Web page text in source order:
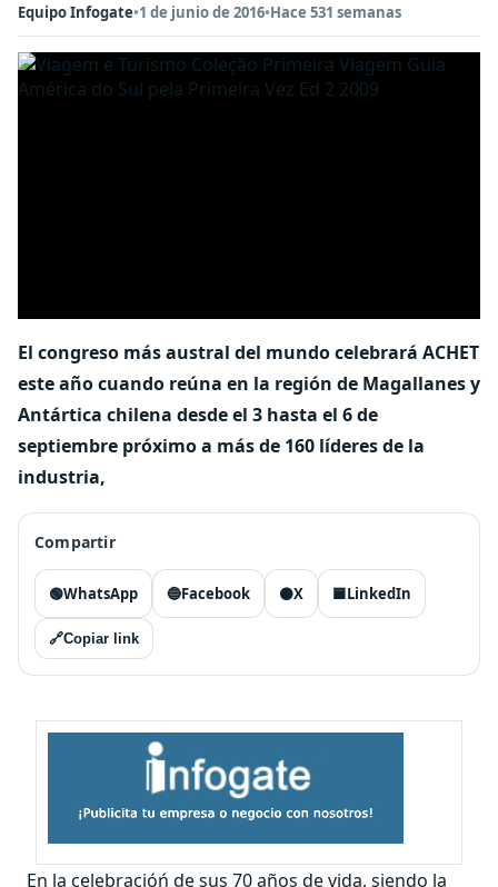
Equipo Infogate•1 de junio de 2016•Hace 531 semanas
El congreso más austral del mundo celebrará ACHET
este año cuando reúna en la región de Magallanes y
Antártica chilena desde el 3 hasta el 6 de
septiembre próximo a más de 160 líderes de la
industria,
Compartir
🟢WhatsApp 🔵Facebook ⚫X 🟦LinkedIn
🔗Copiar link
En la celebracióń de sus 70 años de vida, siendo la